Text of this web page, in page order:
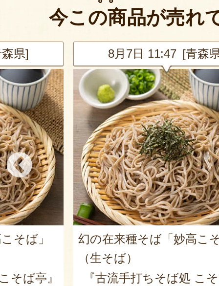
今この商品が売れ
県]
そば」
そば亭』
8月7日 11:47 [東京
網代焼